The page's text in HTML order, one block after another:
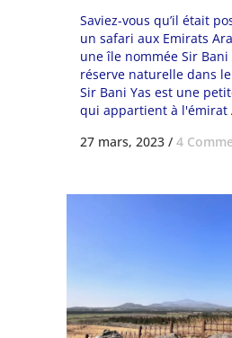
Saviez-vous qu’il était
un safari aux Emirats
une île nommée Sir Bani
réserve naturelle dans
Sir Bani Yas est une
qui appartient à l'émirat
27 mars, 2023 / 4